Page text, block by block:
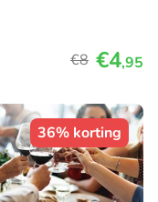
€8 €4,95
36% korting